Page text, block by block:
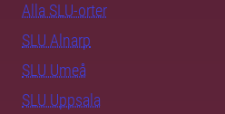
Alla SLU-orter
SLU Alnarp
SLU Umeå
SLU Uppsala